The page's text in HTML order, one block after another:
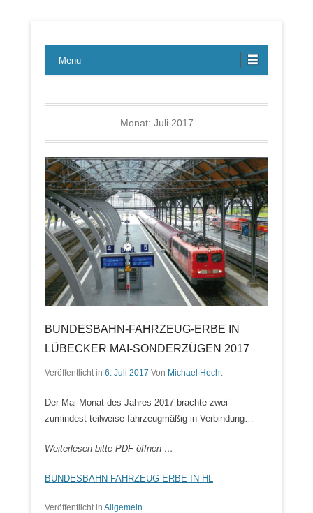
LBE-Express
Menu
Monat: Juli 2017
BUNDESBAHN-FAHRZEUG-ERBE IN
LÜBECKER MAI-SONDERZÜGEN 2017
Veröffentlicht in 6. Juli 2017 Von Michael Hecht
Der Mai-Monat des Jahres 2017 brachte zwei
zumindest teilweise fahrzeugmäßig in Verbindung…
Weiterlesen bitte PDF öffnen …
BUNDESBAHN-FAHRZEUG-ERBE IN HL
Veröffentlicht in Allgemein